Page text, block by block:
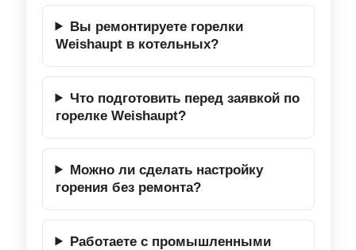
Вы ремонтируете горелки
Weishaupt в котельных?
Что подготовить перед заявкой по
горелке Weishaupt?
Можно ли сделать настройку
горения без ремонта?
Работаете с промышленными